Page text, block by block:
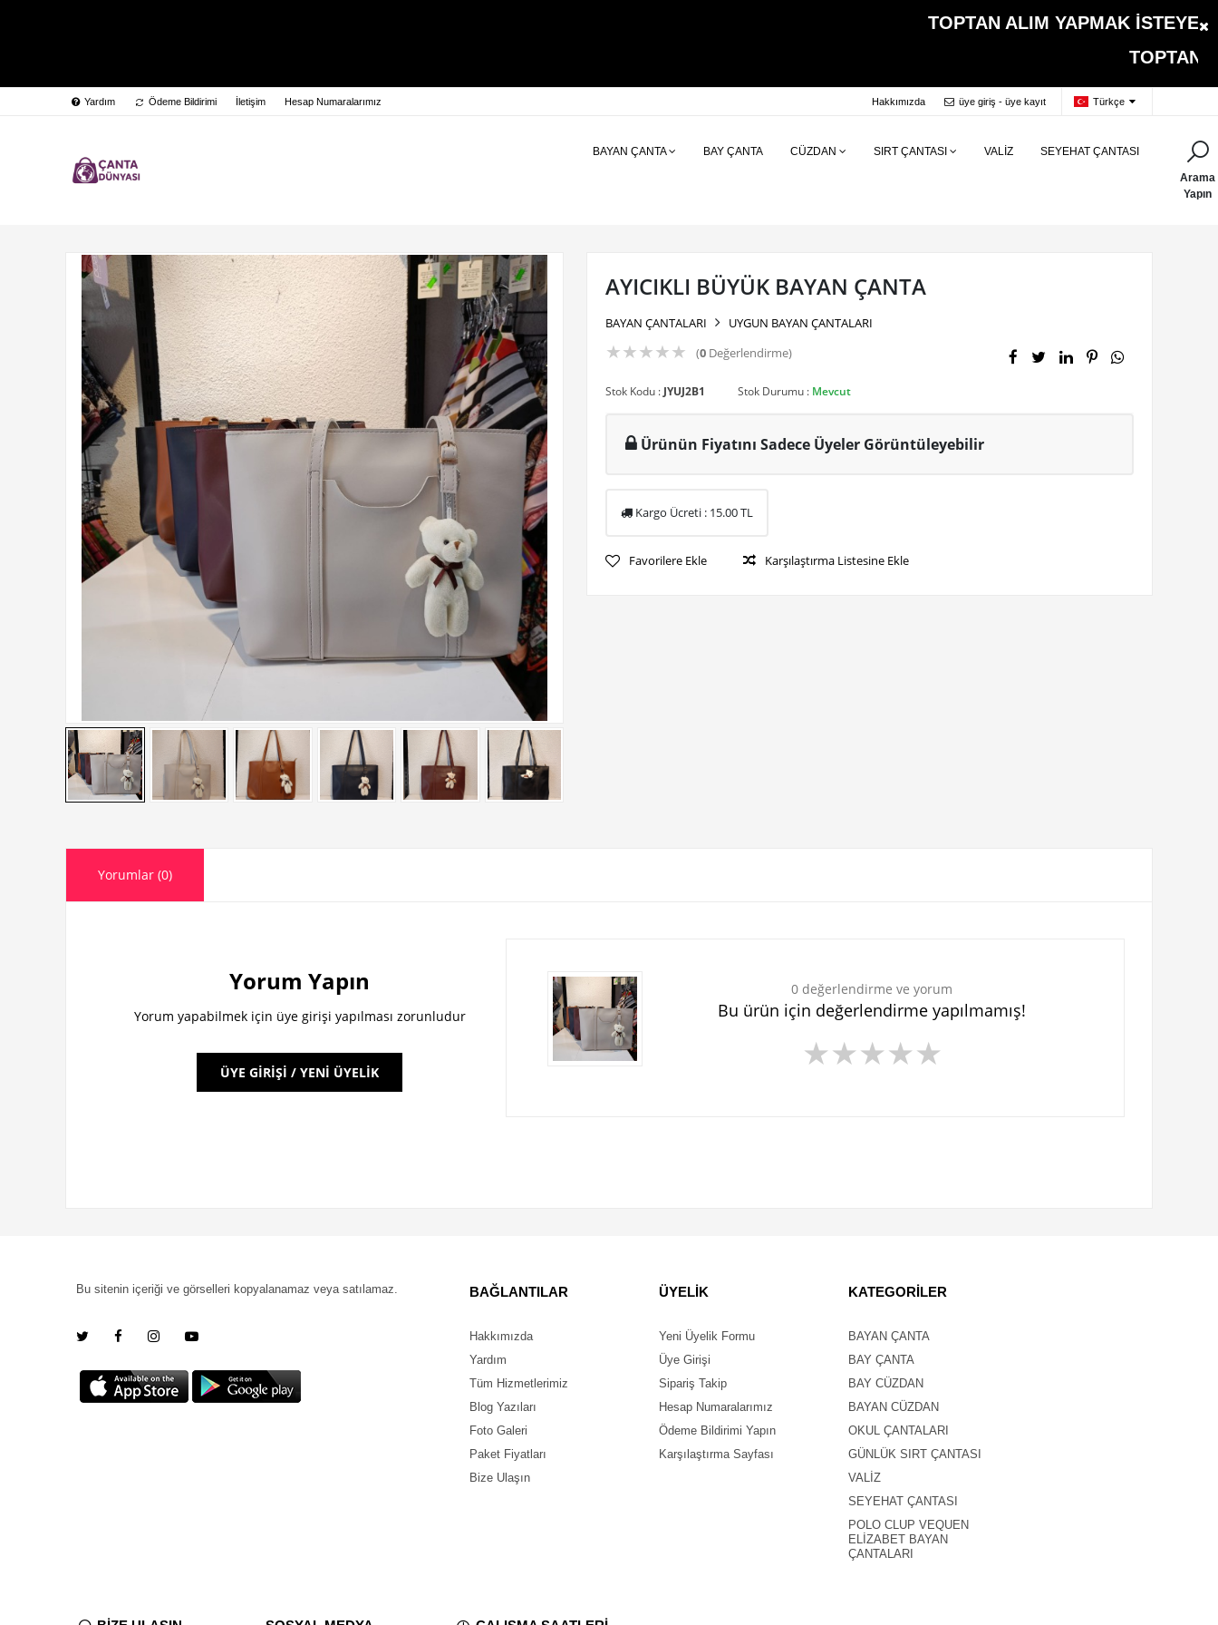
TOPTAN ALIM YAPMAK İSTEYEN
TOPTAN ALIMLARDA
Yardım Ödeme Bildirimi İletişim Hesap Numaralarımız Hakkımızda üye giriş - üye kayıt Türkçe
BAYAN ÇANTA BAY ÇANTA CÜZDAN SIRT ÇANTASI VALİZ SEYEHAT ÇANTASI
Arama
Yapın
AYICIKLI BÜYÜK BAYAN ÇANTA
BAYAN ÇANTALARI UYGUN BAYAN ÇANTALARI
★★★★★ (0 Değerlendirme)
Stok Kodu : JYUJ2B1 Stok Durumu : Mevcut
Ürünün Fiyatını Sadece Üyeler Görüntüleyebilir
Kargo Ücreti : 15.00TL
Favorilere Ekle Karşılaştırma Listesine Ekle
Yorumlar (0)
Yorum Yapın
Yorum yapabilmek için üye girişi yapılması zorunludur
ÜYE GİRİŞİ / YENİ ÜYELİK
0 değerlendirme ve yorum
Bu ürün için değerlendirme yapılmamış!
★★★★★
Bu sitenin içeriği ve görselleri kopyalanamaz veya satılamaz. BAĞLANTILAR
Hakkımızda
Yardım
Tüm Hizmetlerimiz
Blog Yazıları
Foto Galeri
Paket Fiyatları
Bize Ulaşın
ÜYELİK
Yeni Üyelik Formu
Üye Girişi
Sipariş Takip
Hesap Numaralarımız
Ödeme Bildirimi Yapın
Karşılaştırma Sayfası
KATEGORİLER
BAYAN ÇANTA
BAY ÇANTA
BAY CÜZDAN
BAYAN CÜZDAN
OKUL ÇANTALARI
GÜNLÜK SIRT ÇANTASI
VALİZ
SEYEHAT ÇANTASI
POLO CLUP VEQUEN
ELİZABET BAYAN
ÇANTALARI